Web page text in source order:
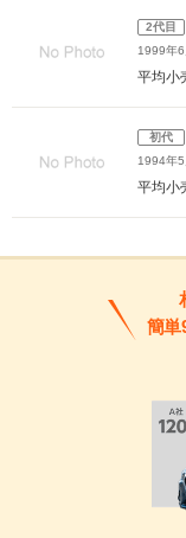
2代目
1999年
平均小
初代
1994年
平均小
簡単